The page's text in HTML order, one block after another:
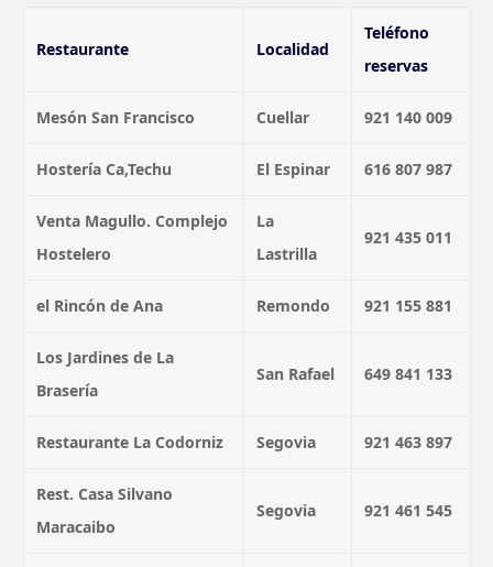
Restaurante Localidad
Teléfono
reservas
Mesón San Francisco Cuellar 921 140 009
Hostería Ca,Techu El Espinar 616 807 987
Venta Magullo. Complejo
Hostelero
La
Lastrilla
921 435 011
el Rincón de Ana Remondo 921 155 881
Los Jardines de La
Brasería
San Rafael 649 841 133
Restaurante La Codorniz Segovia 921 463 897
Rest. Casa Silvano
Maracaibo
Segovia 921 461 545